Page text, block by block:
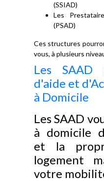
(SSIAD)
Les
(PSAD)
Ces structures
vous, à plusieurs
Les SAAD
d'aide et
à Domicile
Les SAAD
à domicile
et la
logement
votre